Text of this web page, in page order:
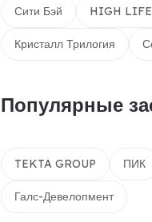
Сити Бэй HIGH LIFE
Кристалл Трилогия
Популярные
TEKTA GROUP ПИК
Галс-Девелопмент